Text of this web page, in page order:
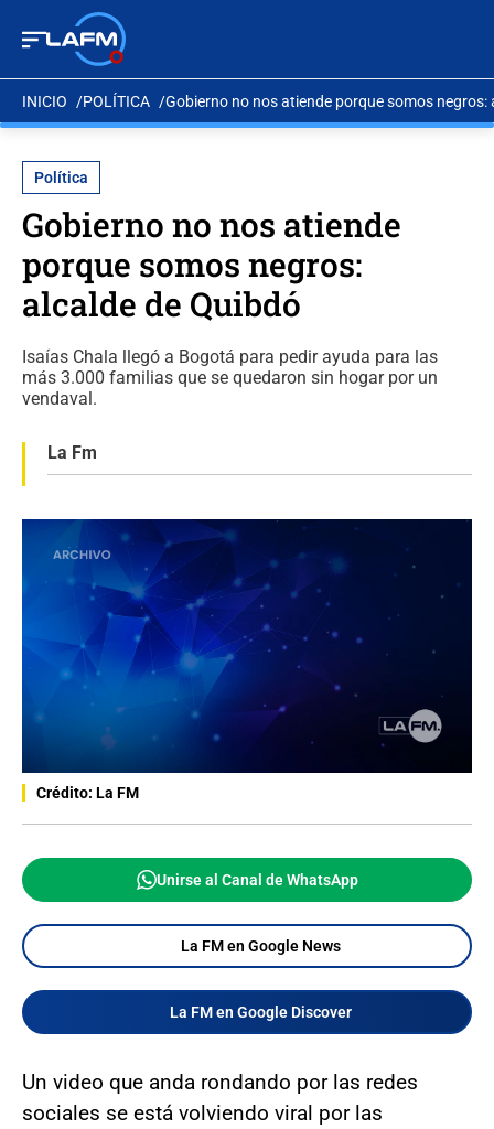
INICIO POLÍTICA Gobierno no nos atiende porque somos negros:
Política
Gobierno no nos atiende
porque somos negros:
alcalde de Quibdó
Isaías Chala llegó a Bogotá para pedir ayuda para las
más 3.000 familias que se quedaron sin hogar por un
vendaval.
La Fm
Crédito: La FM
Unirse al Canal de WhatsApp
La FM en Google News
La FM en Google Discover
Un video que anda rondando por las redes
sociales se está volviendo viral por las